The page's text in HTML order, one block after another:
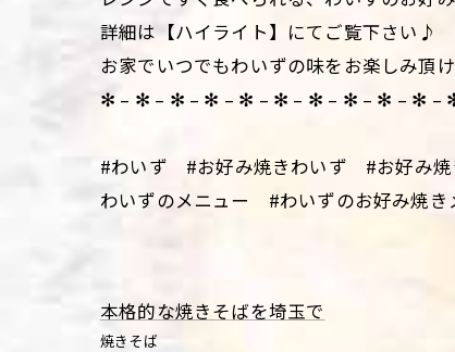
詳細は【ハイライト】にてご覧下さい♪
お家でいつでもわいずの味をお楽しみ頂
✻ – ✻ – ✻ – ✻ – ✻ – ✻ – ✻ – ✻ – ✻ – ✻ –
#わいず #お好み焼きわいず #お好
わいずのメニュー #わいずのお好み焼き
本格的な焼きそばを埼玉で
焼きそば